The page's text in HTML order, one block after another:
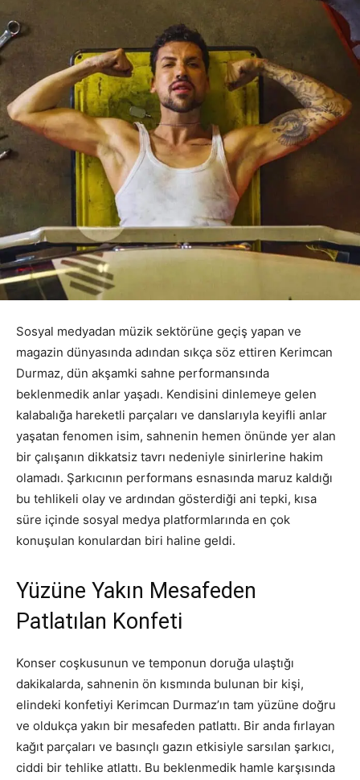
Sosyal medyadan müzik sektörüne geçiş yapan ve
magazin dünyasında adından sıkça söz ettiren Kerimcan
Durmaz, dün akşamki sahne performansında
beklenmedik anlar yaşadı. Kendisini dinlemeye gelen
kalabalığa hareketli parçaları ve danslarıyla keyifli anlar
yaşatan fenomen isim, sahnenin hemen önünde yer alan
bir çalışanın dikkatsiz tavrı nedeniyle sinirlerine hakim
olamadı. Şarkıcının performans esnasında maruz kaldığı
bu tehlikeli olay ve ardından gösterdiği ani tepki, kısa
süre içinde sosyal medya platformlarında en çok
konuşulan konulardan biri haline geldi.
Yüzüne Yakın Mesafeden
Patlatılan Konfeti
Konser coşkusunun ve temponun doruğa ulaştığı
dakikalarda, sahnenin ön kısmında bulunan bir kişi,
elindeki konfetiyi Kerimcan Durmaz’ın tam yüzüne doğru
ve oldukça yakın bir mesafeden patlattı. Bir anda fırlayan
kağıt parçaları ve basınçlı gazın etkisiyle sarsılan şarkıcı,
ciddi bir tehlike atlattı. Bu beklenmedik hamle karşısında